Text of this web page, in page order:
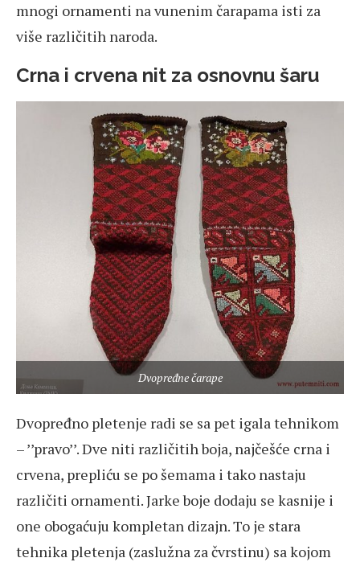
mnogi ornamenti na vunenim čarapama isti za
više različitih naroda.
Crna i crvena nit za osnovnu šaru
Dvopređne čarape
Dvopređno pletenje radi se sa pet igala tehnikom
– ’’pravo’’. Dve niti različitih boja, najčešće crna i
crvena, prepliću se po šemama i tako nastaju
različiti ornamenti. Jarke boje dodaju se kasnije i
one obogaćuju kompletan dizajn. To je stara
tehnika pletenja (zaslužna za čvrstinu) sa kojom